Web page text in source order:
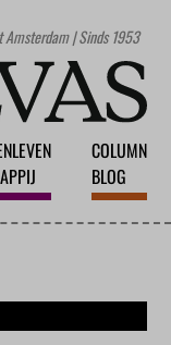
| Sinds 1953
COLUMN
BLOG